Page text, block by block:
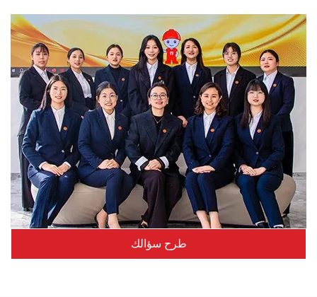
طرح سؤالك